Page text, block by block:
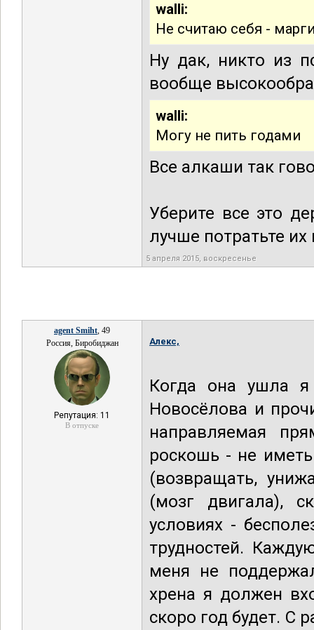
walli:
Не считаю себя -
Ну дак, никто из
вообще
walli:
Могу не пить годами
Все алкаши так
Уберите все это
лучше потратьте
5 апреля 2015, воскресенье
agent Smiht, 49
Россия, Биробиджан
Репутация: 11
В отпуске
Алекс,
Когда она ушла я
Новосёлова и
направляемая
роскошь - не
(возвращать,
(мозг двигала),
условиях -
трудностей.
меня не
хрена я должен
скоро год будет. С